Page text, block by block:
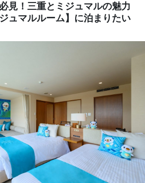
見！三重とミジュマルの魅力
ュマルルーム】に泊まりたい